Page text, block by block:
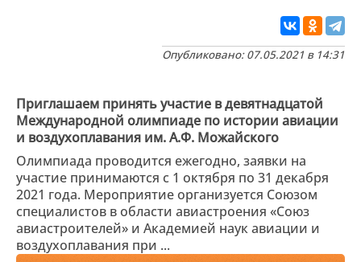
Опубликовано: 07.05.2021 в 14:31
Приглашаем принять участие в девятнадцатой
Международной олимпиаде по истории авиации
и воздухоплавания им. А.Ф. Можайского
Олимпиада проводится ежегодно, заявки на
участие принимаются с 1 октября по 31 декабря
2021 года. Мероприятие организуется Союзом
специалистов в области авиастроения «Союз
авиастроителей» и Академией наук авиации и
воздухоплавания при ...